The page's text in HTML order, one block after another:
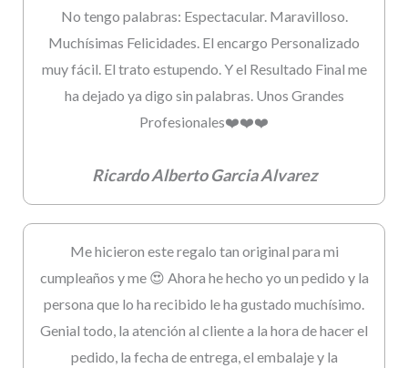
No tengo palabras: Espectacular. Maravilloso.
Muchísimas Felicidades. El encargo Personalizado
muy fácil. El trato estupendo. Y el Resultado Final me
ha dejado ya digo sin palabras. Unos Grandes
Profesionales❤️❤️❤️
Ricardo Alberto Garcia Alvarez
Me hicieron este regalo tan original para mi
cumpleaños y me 😍 Ahora he hecho yo un pedido y la
persona que lo ha recibido le ha gustado muchísimo.
Genial todo, la atención al cliente a la hora de hacer el
pedido, la fecha de entrega, el embalaje y la